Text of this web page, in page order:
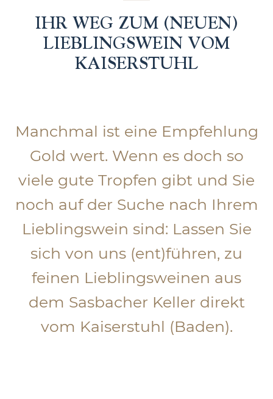
IHR WEG ZUM (NEUEN)
LIEBLINGSWEIN VOM
KAISERSTUHL
Manchmal ist eine Empfehlung
Gold wert. Wenn es doch so
viele gute Tropfen gibt und Sie
noch auf der Suche nach Ihrem
Lieblingswein sind: Lassen Sie
sich von uns (ent)führen, zu
feinen Lieblingsweinen aus
dem Sasbacher Keller direkt
vom Kaiserstuhl (Baden).